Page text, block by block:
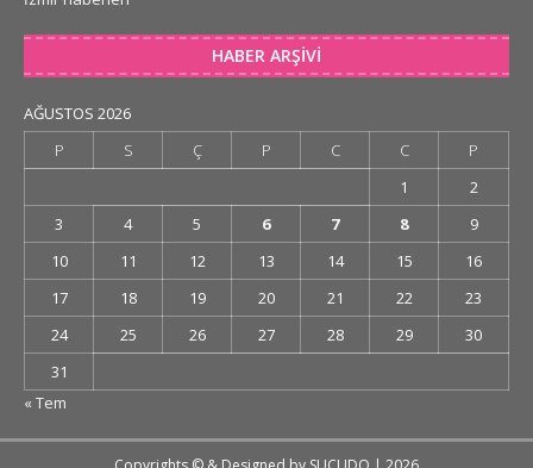
HABER ARŞIVI
AĞUSTOS 2026
P
S Ç P C C
P
1
2
3
4 5 6 7 8
9
10
11 12 13 14 15
16
17
18 19 20 21 22
23
24
25 26 27 28 29
30
31
« Tem